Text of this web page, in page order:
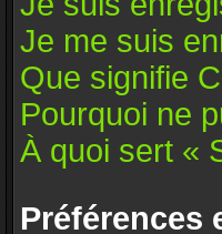
Je me suis
Que signifie
Pourquoi ne
À quoi sert «
Préférences